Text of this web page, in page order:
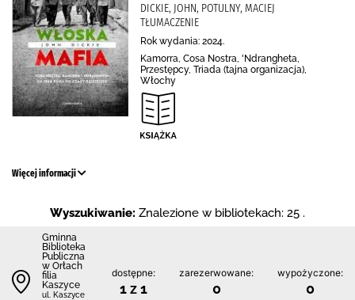
DICKIE, JOHN, POTULNY, MACIEJ
TŁUMACZENIE
Rok wydania: 2024.
Kamorra, Cosa Nostra, 'Ndrangheta,
Przestępcy, Triada (tajna organizacja),
Włochy
Więcej informacji
Wyszukiwanie: Znalezione w bibliotekach: 25 .
Gminna
Biblioteka
Publiczna
w Orłach
filia
Kaszyce
ul. Kaszyce
dostępne:
1 z 1
zarezerwowane:
0
wypożyczone:
0